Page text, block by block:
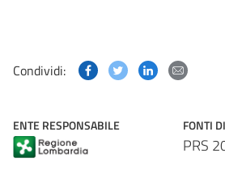
Condividi: Condividi questa
CondividiCondividi
ENTE RESPONSABILE FONTI
PRS